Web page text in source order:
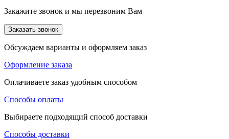
Закажите звонок и мы перезвоним Вам
Заказать звонок
Обсуждаем варианты и оформляем заказ
Оформление заказа
Оплачиваете заказ удобным способом
Способы оплаты
Выбираете подходящий способ доставки
Способы доставки